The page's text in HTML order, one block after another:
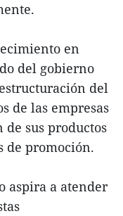
en
del gobierno
del
de las empresas
sus productos
de promoción.
aspira a atender